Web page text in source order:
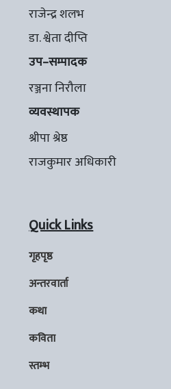
राजेन्द्र शलभ
डा. श्वेता दीप्ति
उप–सम्पादक
रञ्जना निरौला
व्यवस्थापक
श्रीपा श्रेष्ठ
राजकुमार अधिकारी
Quick Links
गृहपृष्ठ
अन्तरवार्ता
कथा
कविता
स्तम्भ